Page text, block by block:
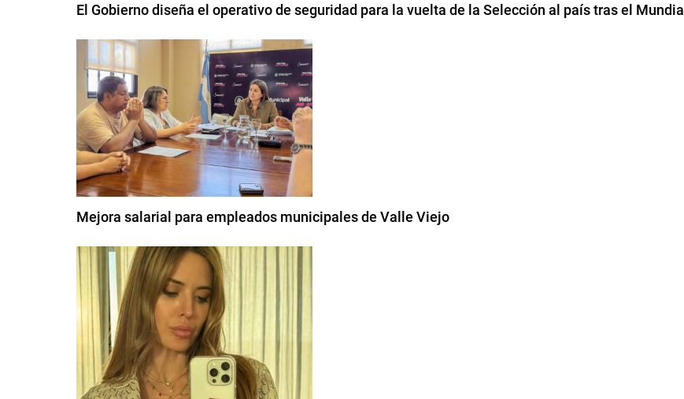
El Gobierno diseña el operativo de seguridad para la vuelta de la Selección al país tras el Mundial
Mejora salarial para empleados municipales de Valle Viejo